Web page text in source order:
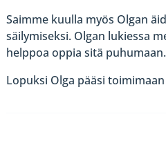
Saimme kuulla myös Olgan
säilymiseksi. Olgan lukiessa
helppoa oppia sitä
Lopuksi Olga pääsi